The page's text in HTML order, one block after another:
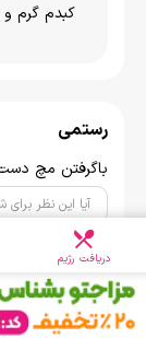
کبدم گرم
رستمی
باگرفتن مچ
آیا این نظر
پاسخ
دریافت رژیم